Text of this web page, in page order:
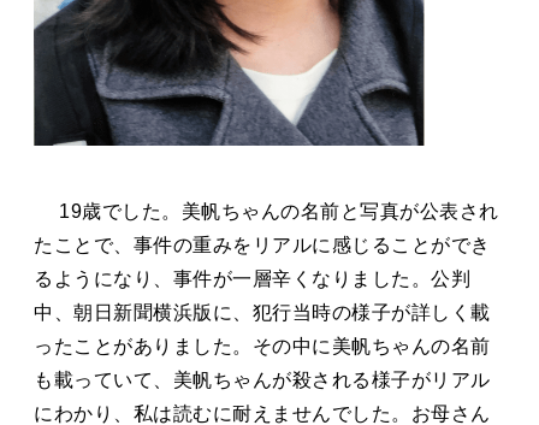
19歳でした。美帆ちゃんの名前と写真が公表され
たことで、事件の重みをリアルに感じることができ
るようになり、事件が一層辛くなりました。公判
中、朝日新聞横浜版に、犯行当時の様子が詳しく載
ったことがありました。その中に美帆ちゃんの名前
も載っていて、美帆ちゃんが殺される様子がリアル
にわかり、私は読むに耐えませんでした。お母さん